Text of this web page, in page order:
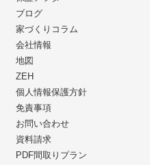
ブログ
家づくりコラム
会社情報
地図
ZEH
個人情報保護方針
免責事項
お問い合わせ
資料請求
PDF間取りプラン